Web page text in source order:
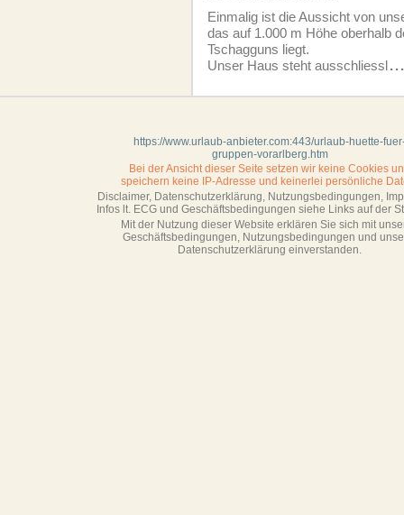
Einmalig ist die Aussicht von
das auf 1.000 m Höhe oberhalb
Tschagguns liegt.
Unser Haus steht ausschliessl
https://www.urlaub-anbieter.com:443/urlaub-huette-
gruppen-vorarlberg.htm
Bei der Ansicht dieser Seite setzen wir keine Cookies
speichern keine IP-Adresse und keinerlei persönliche
Disclaimer, Datenschutzerklärung, Nutzungsbedingungen,
Infos lt. ECG und Geschäftsbedingungen siehe Links auf der
Mit der Nutzung dieser Website erklären Sie sich mit
Geschäftsbedin­gungen, Nutzungsbedingungen und
Datenschutzerklärung einverstanden.